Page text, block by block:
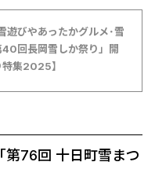
遊びやあったかグルメ･雪
回長岡雪しか祭り」開
集2025】
76回 十日町雪まつ